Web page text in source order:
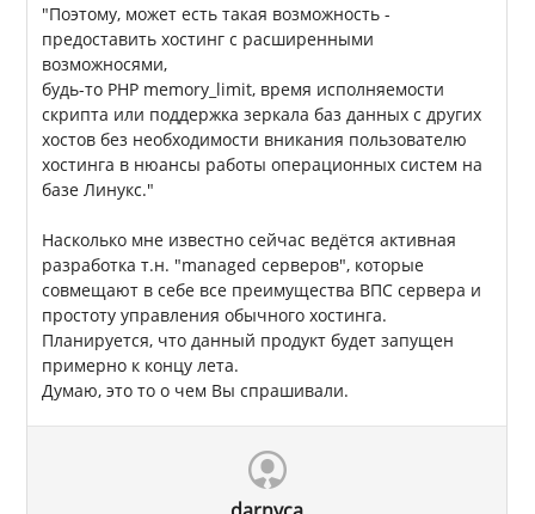
"Поэтому, может есть такая возможность -
предоставить хостинг с расширенными
возможносями,
будь-то PHP memory_limit, время исполняемости
скрипта или поддержка зеркала баз данных с других
хостов без необходимости вникания пользователю
хостинга в нюансы работы операционных систем на
базе Линукс."
Насколько мне известно сейчас ведётся активная
разработка т.н. "managed серверов", которые
совмещают в себе все преимущества ВПС сервера и
простоту управления обычного хостинга.
Планируется, что данный продукт будет запущен
примерно к концу лета.
Думаю, это то о чем Вы спрашивали.